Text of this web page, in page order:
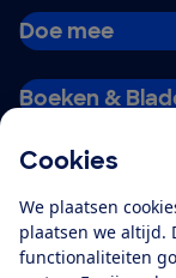
Cookies
We plaatsen
plaatsen we altijd.
functionaliteiten
Doe mee
Boeken &